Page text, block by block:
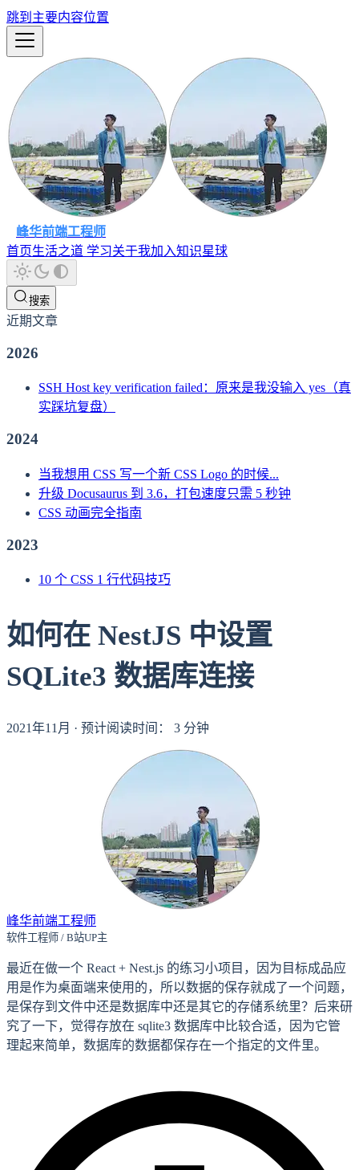
跳到主要内容位置
峰华前端工程师
首页生活之道 学习关于我加入知识星球
搜索
近期文章
2026
SSH Host key verification failed：原来是我没输入 yes（真
实踩坑复盘）
2024
当我想用 CSS 写一个新 CSS Logo 的时候...
升级 Docusaurus 到 3.6，打包速度只需 5 秒钟
CSS 动画完全指南
2023
10 个 CSS 1 行代码技巧
如何在 NestJS 中设置
SQLite3 数据库连接
2021年11月 · 预计阅读时间： 3 分钟
峰华前端工程师
软件工程师 / B站UP主
最近在做一个 React + Nest.js 的练习小项目，因为目标成品应
用是作为桌面端来使用的，所以数据的保存就成了一个问题，
是保存到文件中还是数据库中还是其它的存储系统里？后来研
究了一下，觉得存放在 sqlite3 数据库中比较合适，因为它管
理起来简单，数据库的数据都保存在一个指定的文件里。